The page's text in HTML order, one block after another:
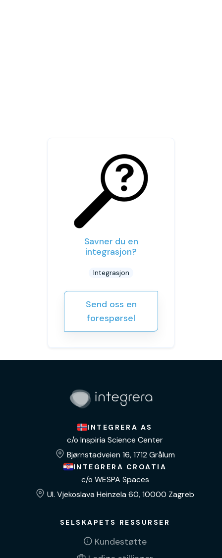
Savner du en
integrasjon?
Integrasjon
Send oss en
forespørsel
INTEGRERA AS
c/o Inspiria Science Center
Bjørnstadveien 16, 1712 Grålum
INTEGRERA CROATIA
c/o WESPA Spaces
Ul. Vjekoslava Heinzela 60, 10000 Zagreb
SELSKAPETS RESSURSER
Kundestøtte